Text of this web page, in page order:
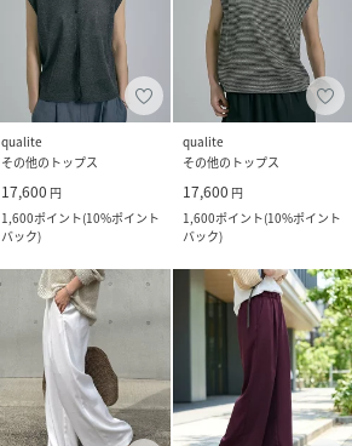
qualite
その他のトップス
17,600 円
1,600ポイント(10%ポイント
バック)
qualite
その他のトップス
17,600 円
1,600ポイント(10%ポイント
バック)